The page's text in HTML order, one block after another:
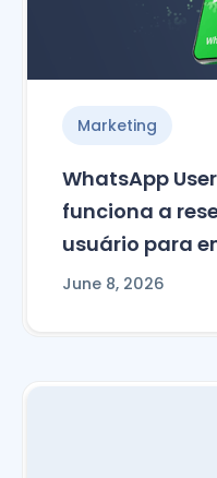
Marketing
WhatsApp
funciona a
usuário para
June 8, 2026